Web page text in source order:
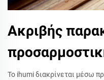
Ακριβής
Το ihumi διακρίνεται μέσω